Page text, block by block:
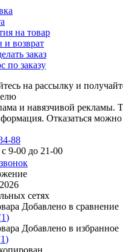
на товар
возврат
заказ
по заказу
на рассылку и
и навязчивой рекламы.
Отказаться
88
9-00 до 21-00
сетях
Добавлено в сравнение
1)
Добавлено в избранное
1)